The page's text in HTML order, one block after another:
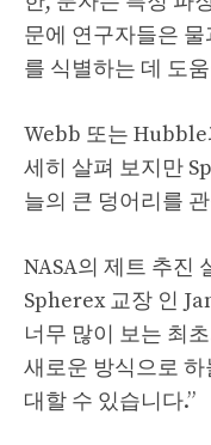
문에 연구자들은
를 식별하는 데 도
Webb 또는 Hubble
세히 살펴 보지만
늘의 큰 덩어리를
NASA의 제트 추진
Spherex 교장 인
너무 많이 보는 최
새로운 방식으로
대할 수 있습니다.”